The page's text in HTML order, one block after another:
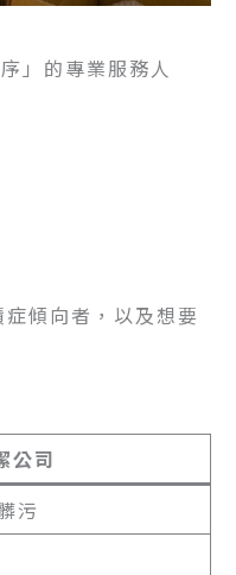
」的專業服務人
傾向者，以及想要
公司
污